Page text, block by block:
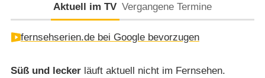
Aktuell im TV Vergangene Termine
fernsehserien.de bei Google bevorzugen
Süß und leckerläuft aktuell nicht im Fernsehen.